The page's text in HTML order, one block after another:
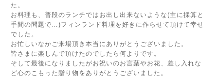
た。
お料理も、普段のランチではお出し出来ないような(主に採算と
手間の問題で…)フィンランド料理を好きに作らせて頂けて幸せ
でした。
お忙しいなかご来場頂き本当にありがとうございました。
皆さまに楽しんで頂けたのでしたら何よりです。
そして最後になりましたがお祝いのお言葉やお花、差し入れな
ど心のこもった贈り物をありがとうございました。